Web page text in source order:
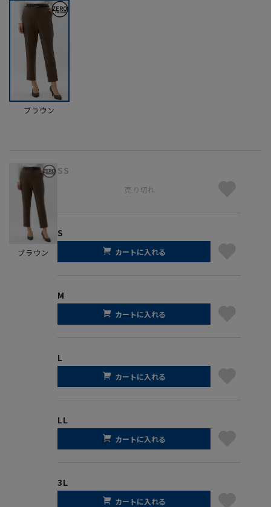
ブラウン
ブラウン
SS
売り切れ
S
カートに入れる
M
カートに入れる
L
カートに入れる
LL
カートに入れる
3L
カートに入れる